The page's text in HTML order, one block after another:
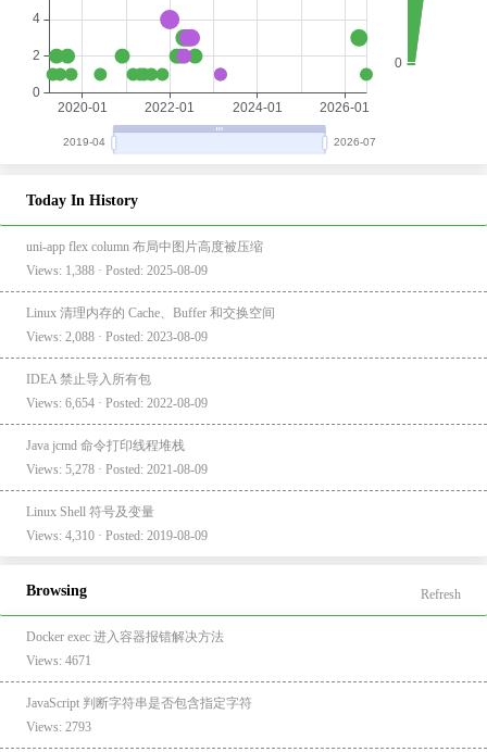
Today In History
uni-app flex column 布局中图片高度被压缩
Views: 1,388 · Posted: 2025-08-09
Linux 清理内存的 Cache、Buffer 和交换空间
Views: 2,088 · Posted: 2023-08-09
IDEA 禁止导入所有包
Views: 6,654 · Posted: 2022-08-09
Java jcmd 命令打印线程堆栈
Views: 5,278 · Posted: 2021-08-09
Linux Shell 符号及变量
Views: 4,310 · Posted: 2019-08-09
Browsing Refresh
Docker exec 进入容器报错解决方法
Views: 4671
JavaScript 判断字符串是否包含指定字符
Views: 2793